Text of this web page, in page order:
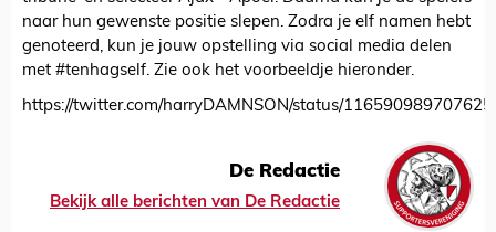
naar hun gewenste positie slepen. Zodra je elf namen hebt
genoteerd, kun je jouw opstelling via social media delen
met #tenhagself. Zie ook het voorbeeldje hieronder.
https://twitter.com/harryDAMNSON/status/
De Redactie
Bekijk alle berichten van De Redactie